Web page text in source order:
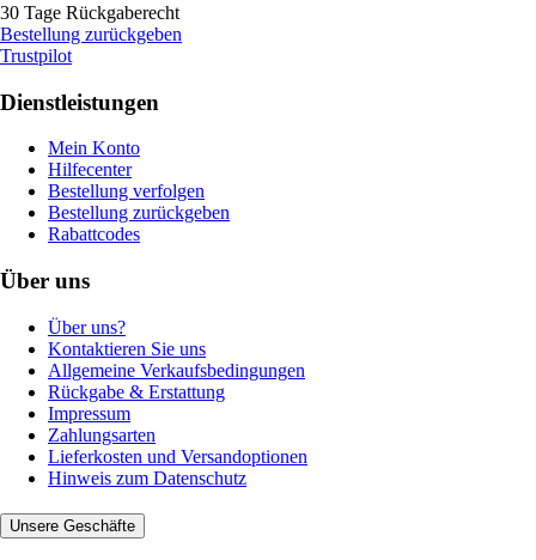
30 Tage Rückgaberecht
Bestellung zurückgeben
Trustpilot
Dienstleistungen
Mein Konto
Hilfecenter
Bestellung verfolgen
Bestellung zurückgeben
Rabattcodes
Über uns
Über uns?
Kontaktieren Sie uns
Allgemeine Verkaufsbedingungen
Rückgabe & Erstattung
Impressum
Zahlungsarten
Lieferkosten und Versandoptionen
Hinweis zum Datenschutz
Unsere Geschäfte